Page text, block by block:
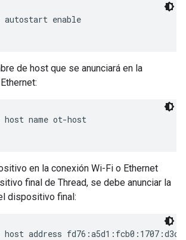
enable
de host que se anunciará en la
name ot-host
en la conexión Wi-Fi o Ethernet
final de Thread, se debe anunciar la
dispositivo final:
address